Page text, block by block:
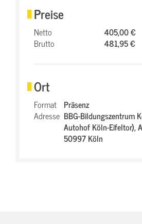
Preise
Netto
405,00 €
Brutto
481,95 €
Ort
Format Präsenz
Adresse BBG-Bildungszentrum
Autohof Köln-Eifeltor),
50997 Köln